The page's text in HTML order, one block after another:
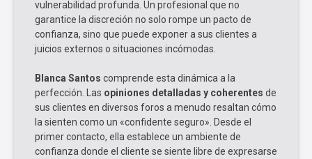
vulnerabilidad profunda. Un profesional que no
garantice la discreción no solo rompe un pacto de
confianza, sino que puede exponer a sus clientes a
juicios externos o situaciones incómodas.
Blanca Santos comprende esta dinámica a la
perfección. Las opiniones detalladas y coherentes de
sus clientes en diversos foros a menudo resaltan cómo
la sienten como un «confidente seguro». Desde el
primer contacto, ella establece un ambiente de
confianza donde el cliente se siente libre de expresarse